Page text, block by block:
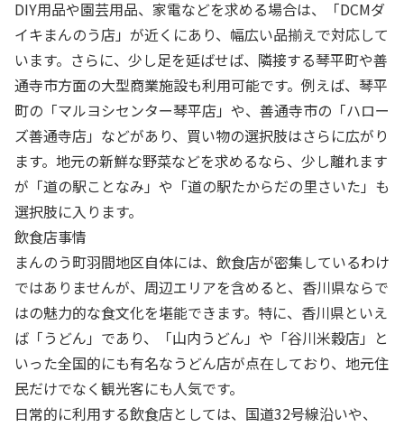
DIY用品や園芸用品、家電などを求める場合は、「DCMダ
イキまんのう店」が近くにあり、幅広い品揃えで対応して
います。さらに、少し足を延ばせば、隣接する琴平町や善
通寺市方面の大型商業施設も利用可能です。例えば、琴平
町の「マルヨシセンター琴平店」や、善通寺市の「ハロー
ズ善通寺店」などがあり、買い物の選択肢はさらに広がり
ます。地元の新鮮な野菜などを求めるなら、少し離れます
が「道の駅ことなみ」や「道の駅たからだの里さいた」も
選択肢に入ります。
飲食店事情
まんのう町羽間地区自体には、飲食店が密集しているわけ
ではありませんが、周辺エリアを含めると、香川県ならで
はの魅力的な食文化を堪能できます。特に、香川県といえ
ば「うどん」であり、「山内うどん」や「谷川米穀店」と
いった全国的にも有名なうどん店が点在しており、地元住
民だけでなく観光客にも人気です。
日常的に利用する飲食店としては、国道32号線沿いや、